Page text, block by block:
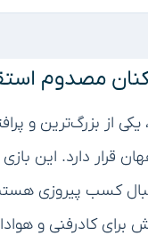
مصدوم
یکی از بزرگ‌ترین و
قرار دارد. این
کسب پیروزی
کادرفنی و